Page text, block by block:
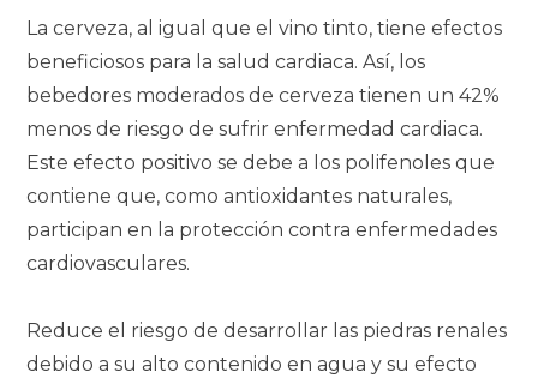
La cerveza, al igual que el vino tinto, tiene efectos
beneficiosos para la salud cardiaca. Así, los
bebedores moderados de cerveza tienen un 42%
menos de riesgo de sufrir enfermedad cardiaca.
Este efecto positivo se debe a los polifenoles que
contiene que, como antioxidantes naturales,
participan en la protección contra enfermedades
cardiovasculares.
Reduce el riesgo de desarrollar las piedras renales
debido a su alto contenido en agua y su efecto